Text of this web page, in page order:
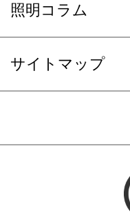
照明コラム
サイトマップ